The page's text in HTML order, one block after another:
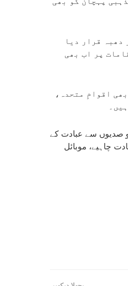
دھبہ قرار دیا
پر اب بھی
اقوامِ متحدہ،
صدیوں سے عبادت کے
چاہیے، موبائل